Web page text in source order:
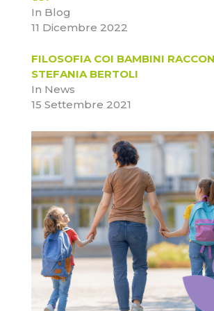
In Blog
11 Dicembre 2022
FILOSOFIA COI BAMBINI
STEFANIA BERTOLI
In News
15 Settembre 2021